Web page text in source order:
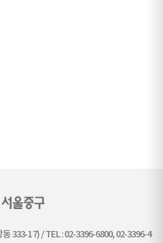
333-17) / TEL : 02-3396-6800, 02-3396-4